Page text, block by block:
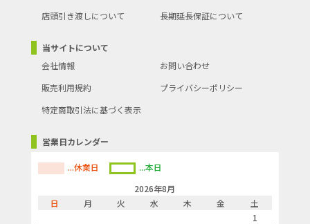
計測方式
上腕式(カフ式)
電源
乾電池
メモリー機能
平均値表示
体動・脈管変動マーク
○
対象腕周：17～36cm
店頭引き渡しについて
長期延長保証について
当サイトについて
会社情報
お問い合わせ
販売利用規約
プライバシーポリシー
特定商取引法に基づく表示
営業日カレンダー
...休業日
...本日
2026年8月
日
月 火 水 木 金
土
1